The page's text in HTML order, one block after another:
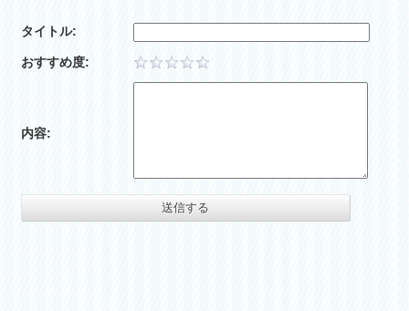
タイトル:
おすすめ度:
内容: